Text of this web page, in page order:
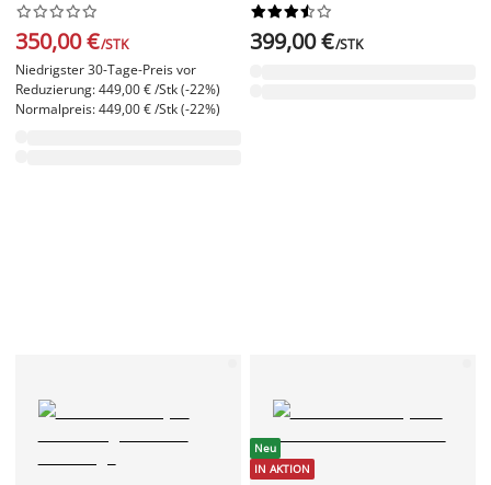






350,00 €/STK
Niedrigster 30-Tage-Preis vor
Reduzierung: 449,00 € /Stk (-22%)
Normalpreis: 449,00 € /Stk (-22%)






399,00 €/STK
Neu
IN AKTION